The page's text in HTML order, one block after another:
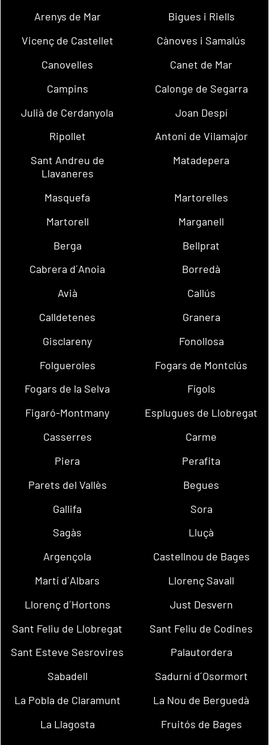
Arenys de Mar
Bigues i Riells
Vicenç de Castellet
Cànoves i Samalús
Canovelles
Canet de Mar
Campins
Calonge de Segarra
Julià de Cerdanyola
Joan Despí
Ripollet
Antoni de Vilamajor
Sant Andreu de
Llavaneres
Matadepera
Masquefa
Martorelles
Martorell
Marganell
Berga
Bellprat
Cabrera d´Anoia
Borredà
Avià
Callús
Calldetenes
Granera
Gisclareny
Fonollosa
Folgueroles
Fogars de Montclús
Fogars de la Selva
Fígols
Figaró-Montmany
Esplugues de Llobregat
Casserres
Carme
Piera
Perafita
Parets del Vallès
Begues
Gallifa
Sora
Sagàs
Lluçà
Argençola
Castellnou de Bages
Martí d´Albars
Llorenç Savall
Llorenç d´Hortons
Just Desvern
Sant Feliu de Llobregat
Sant Feliu de Codines
Sant Esteve Sesrovires
Palautordera
Sabadell
Sadurní d´Osormort
La Pobla de Claramunt
La Nou de Berguedà
La Llagosta
Fruitós de Bages